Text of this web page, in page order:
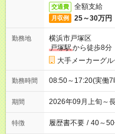
交通費 全額支給
月収例 25～30万円
勤務地
横浜市戸塚区
戸塚駅から徒歩8分
大手メーカーグ
勤務時間 08:50～17:20(実働
期間 2026年09月上旬～
特徴 履歴書不要 / 40～